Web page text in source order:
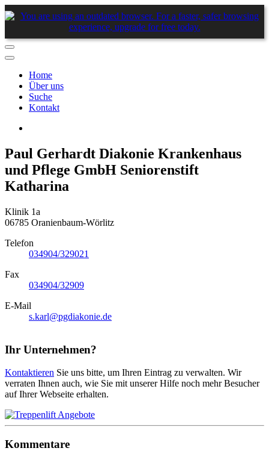
Home
Über uns
Suche
Kontakt
Paul Gerhardt Diakonie Krankenhaus
und Pflege GmbH Seniorenstift
Katharina
Klinik 1a
06785 Oranienbaum-Wörlitz
Telefon
034904/329021
Fax
034904/32909
E-Mail
s.karl@pgdiakonie.de
Ihr Unternehmen?
Kontaktieren Sie uns bitte, um Ihren Eintrag zu verwalten. Wir
verraten Ihnen auch, wie Sie mit unserer Hilfe noch mehr Besucher
auf Ihrer Webseite erhalten.
Kommentare